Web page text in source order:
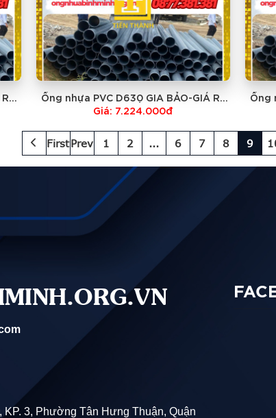
Ống nhựa PVC D630 GIA BẢO-GIÁ RẺ
NHẤT
Giá: 7.224.000đ
Ống
FirstPrev 1 2 ... 6 7 8 9
3, Phường Tân Hưng Thuận, Quận